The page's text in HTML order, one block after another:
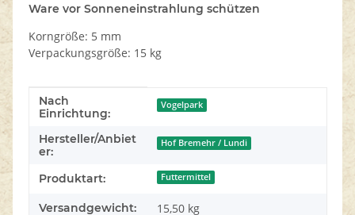
Ware vor Sonneneinstrahlung schützen
Korngröße: 5 mm
Verpackungsgröße: 15 kg
Produkteigenschaft
Wert
Nach
Einrichtung:
Vogelpark
Hersteller/Anbiet
er:
Hof Bremehr / Lundi
Produktart: Futtermittel
Versandgewicht: 15,50 kg